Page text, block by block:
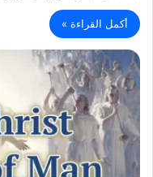
أكمل القراءة »